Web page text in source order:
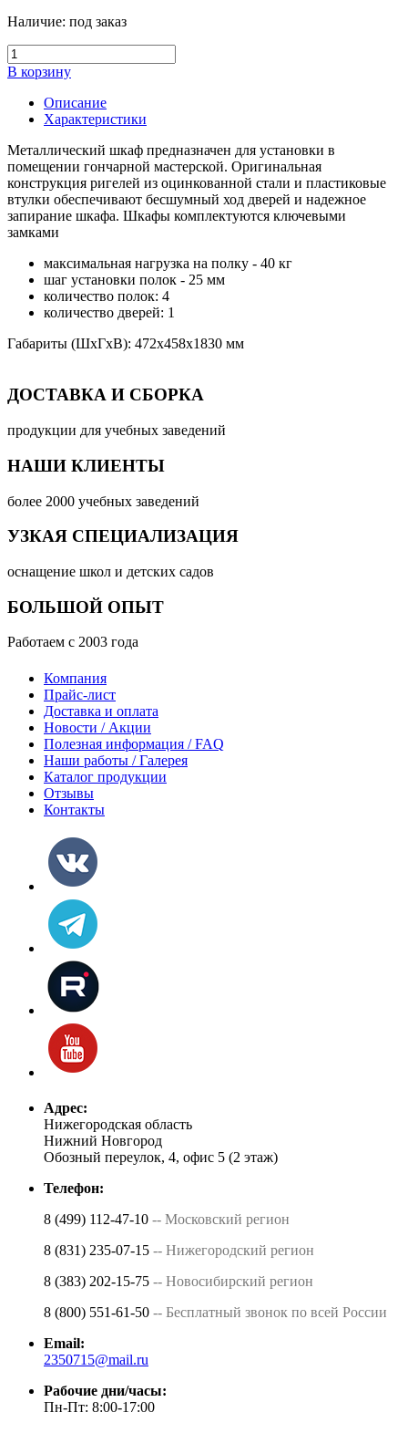
Наличие: под заказ
В корзину
Описание
Характеристики
Металлический шкаф предназначен для установки в
помещении гончарной мастерской. Оригинальная
конструкция ригелей из оцинкованной стали и пластиковые
втулки обеспечивают бесшумный ход дверей и надежное
запирание шкафа. Шкафы комплектуются ключевыми
замками
максимальная нагрузка на полку - 40 кг
шаг установки полок - 25 мм
количество полок: 4
количество дверей: 1
Габариты (ШхГхВ): 472х458х1830 мм
ДОСТАВКА И СБОРКА
продукции для учебных заведений
НАШИ КЛИЕНТЫ
более 2000 учебных заведений
УЗКАЯ СПЕЦИАЛИЗАЦИЯ
оснащение школ и детских садов
БОЛЬШОЙ ОПЫТ
Работаем с 2003 года
Компания
Прайс-лист
Доставка и оплата
Новости / Акции
Полезная информация / FAQ
Наши работы / Галерея
Каталог продукции
Отзывы
Контакты
Адрес:
Нижегородская область
Нижний Новгород
Обозный переулок, 4, офис 5 (2 этаж)
Телефон:
8 (499) 112-47-10 -- Московский регион
8 (831) 235-07-15 -- Нижегородский регион
8 (383) 202-15-75 -- Новосибирский регион
8 (800) 551-61-50 -- Бесплатный звонок по всей России
Email:
2350715@mail.ru
Рабочие дни/часы:
Пн-Пт: 8:00-17:00